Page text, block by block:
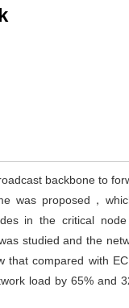
backbone to
was proposed，
in the critical
studied and the
that compared with
load by 65% and